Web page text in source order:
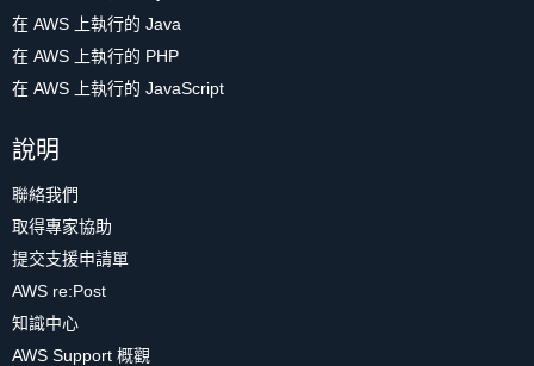
在 AWS 上執行的 Java
在 AWS 上執行的 PHP
在 AWS 上執行的 JavaScript
說明
聯絡我們
取得專家協助
提交支援申請單
AWS re:Post
知識中心
AWS Support 概觀